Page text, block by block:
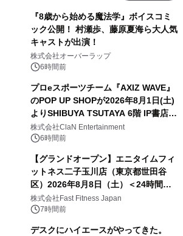
『8歳から始める魔法学』ボイスコミ
ック公開！ 村瀬歩、藤原夏海ら大人気
キャストが出演！
株式会社オーバーラップ
6時間前
プロeスポーツチーム『AXIZ WAVE』
のPOP UP SHOPが2026年8月1日(土)
よりSHIBUYA TSUTAYA 6階 IP書店で
開催決定！！
株式会社ClaN Entertainment
6時間前
【グランドオープン】エニタイムフィ
ットネス二子玉川店（東京都世田谷
区）2026年8月8日（土）＜24時間年
中無休のフィットネスジム＞
株式会社Fast Fitness Japan
7時間前
デスクにハイエースがやってきた。